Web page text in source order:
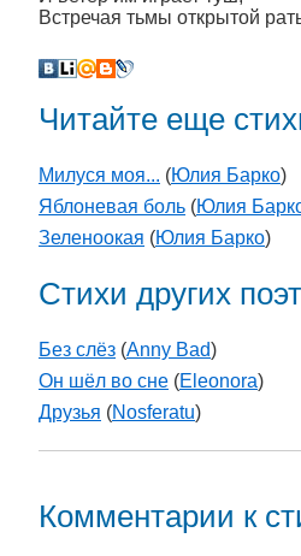
Встречая тьмы открытой
Читайте еще
Милуся моя... (Юлия Барко)
Яблоневая боль (Юлия
Зеленоокая (Юлия Барко)
Стихи других
Без слёз (Anny Bad)
Он шёл во сне (Eleonora)
Друзья (Nosferatu)
Комментарии к